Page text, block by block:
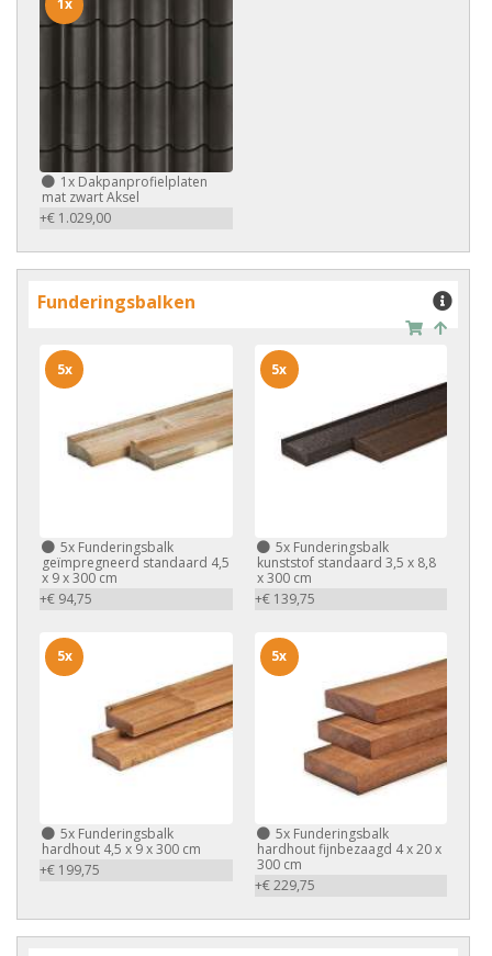
1x Dakpanprofielplaten
mat zwart Aksel
+€ 1.029,00
1x
Funderingsbalken
5x Funderingsbalk
geïmpregneerd standaard 4,5
x 9 x 300 cm
+€ 94,75
5x
5xFunderingsbalk
kunststof standaard 3,5 x 8,8
x 300 cm
+€ 139,75
5x
5x Funderingsbalk
hardhout 4,5 x 9 x 300 cm
+€ 199,75
5x
5xFunderingsbalk
hardhout fijnbezaagd 4 x 20 x
300 cm
+€ 229,75
5x